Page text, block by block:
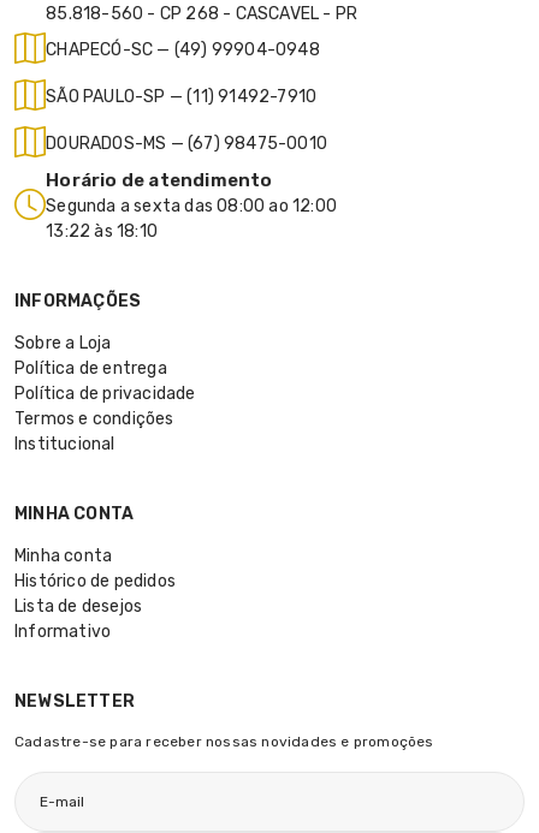
85.818-560 - CP 268 - CASCAVEL - PR
CHAPECÓ-SC — (49) 99904-0948
SÃO PAULO-SP — (11) 91492-7910
DOURADOS-MS — (67) 98475-0010
Horário de atendimento
Segunda a sexta das 08:00 ao 12:00
13:22 às 18:10
INFORMAÇÕES
Sobre a Loja
Política de entrega
Política de privacidade
Termos e condições
Institucional
MINHA CONTA
Minha conta
Histórico de pedidos
Lista de desejos
Informativo
NEWSLETTER
Cadastre-se para receber nossas novidades e promoções